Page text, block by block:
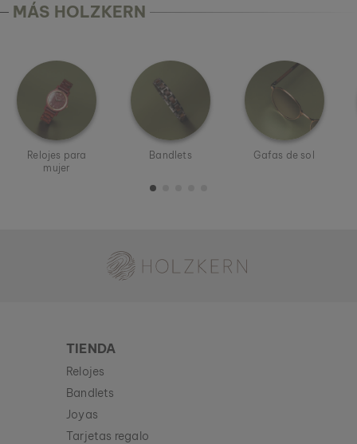
MÁS HOLZKERN
Relojes para
mujer
Bandlets Gafas de sol
TIENDA
Relojes
Bandlets
Joyas
Tarjetas regalo